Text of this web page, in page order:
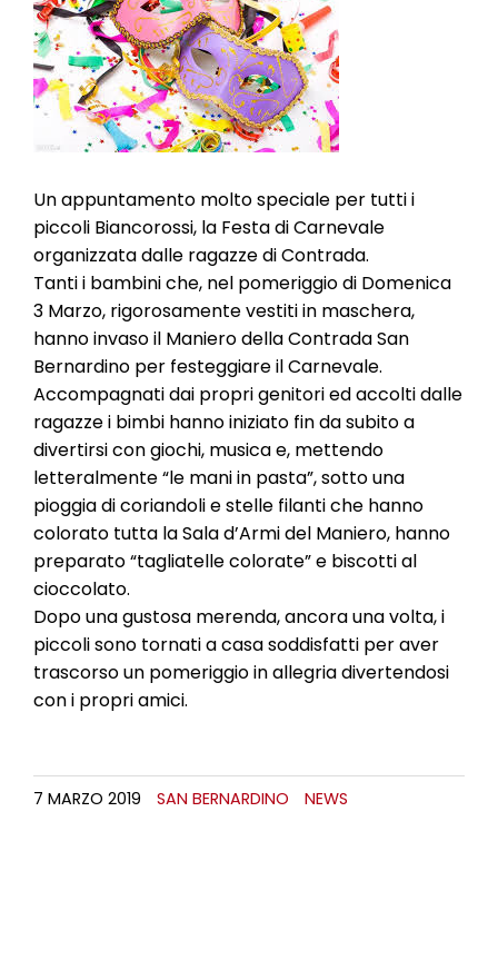
Un appuntamento molto speciale per tutti i
piccoli Biancorossi, la Festa di Carnevale
organizzata dalle ragazze di Contrada.
Tanti i bambini che, nel pomeriggio di Domenica
3 Marzo, rigorosamente vestiti in maschera,
hanno invaso il Maniero della Contrada San
Bernardino per festeggiare il Carnevale.
Accompagnati dai propri genitori ed accolti dalle
ragazze i bimbi hanno iniziato fin da subito a
divertirsi con giochi, musica e, mettendo
letteralmente “le mani in pasta”, sotto una
pioggia di coriandoli e stelle filanti che hanno
colorato tutta la Sala d’Armi del Maniero, hanno
preparato “tagliatelle colorate” e biscotti al
cioccolato.
Dopo una gustosa merenda, ancora una volta, i
piccoli sono tornati a casa soddisfatti per aver
trascorso un pomeriggio in allegria divertendosi
con i propri amici.
7 MARZO 2019 SAN BERNARDINO NEWS